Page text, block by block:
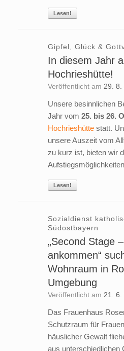
Lesen!
Gipfel, Glück &
In diesem Jahr
Hochrieshütte!
Veröffentlicht am 29. 8.
Unsere besinnlichen
Jahr vom 25. bis 26.
Hochrieshüttestatt.
unsere Auszeit vom
zu kurz ist, bieten wir
Lesen!
Sozialdienst
Südostbayern
„Second Stage
ankommen“
Wohnraum in
Umgebung
Veröffentlicht am 21. 6.
Das Frauenhaus
Schutzraum für
häuslicher Gewalt
aus unterschiedlichen